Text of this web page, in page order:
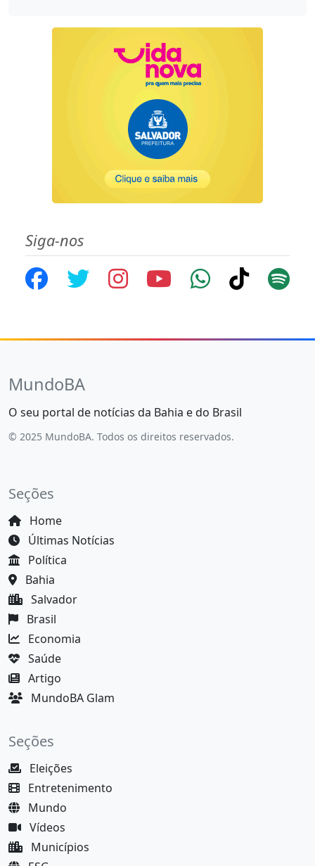
Siga-nos
MundoBA
O seu portal de notícias da Bahia e do Brasil
© 2025 MundoBA. Todos os direitos reservados.
Seções
Home
Últimas Notícias
Política
Bahia
Salvador
Brasil
Economia
Saúde
Artigo
MundoBA Glam
Seções
Eleições
Entretenimento
Mundo
Vídeos
Municípios